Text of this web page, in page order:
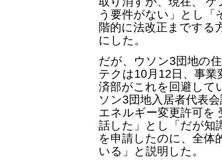
う要件がない」とし「
階的に法改正までする
にした。
だが、ウソン3団地の
テクは10月12日、事
済部がこれを回避して
ソン3団地入居者代表
エネルギー変更許可を
話した」とし「だが知
を申請したのに、全体
いる」と説明した。